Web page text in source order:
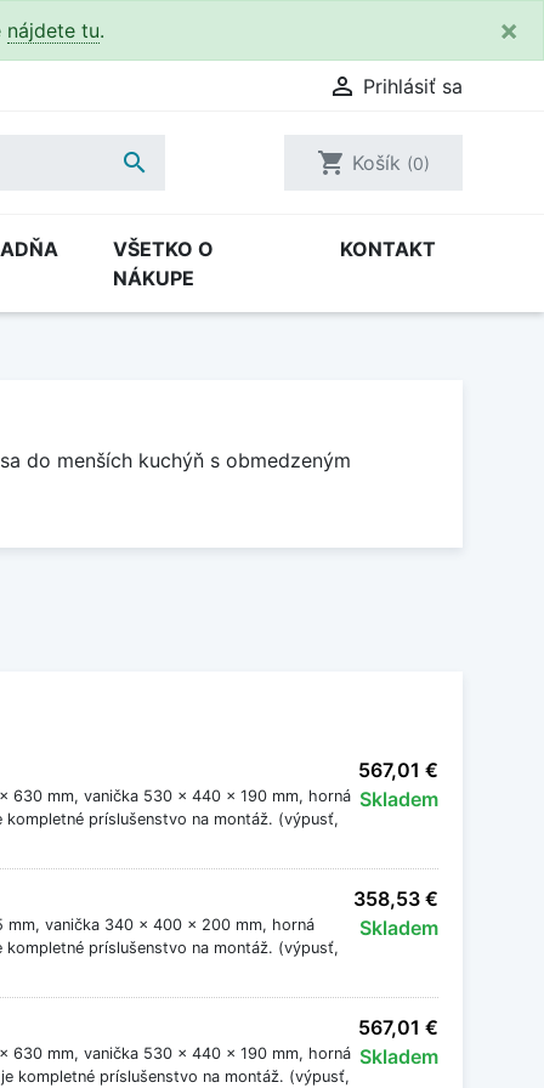
nájdete tu. ×
 Prihlásiť sa
 shopping_cart Košík (0)
VŠETKO O
NÁKUPE
KONTAKT
do menších kuchýň s obmedzeným
630 mm, vanička 530 x 440 x 190 mm, horná
príslušenstvo na montáž. (výpusť,
567,01 €
Skladem
mm, vanička 340 x 400 x 200 mm, horná
príslušenstvo na montáž. (výpusť,
358,53 €
Skladem
630 mm, vanička 530 x 440 x 190 mm, horná
kompletné príslušenstvo na montáž. (výpusť,
567,01 €
Skladem